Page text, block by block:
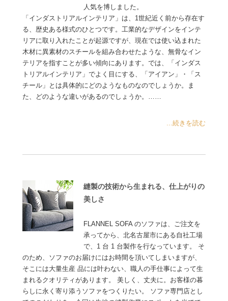
人気を博しました。
「インダストリアルインテリア」は、1世紀近く前から存在す
る、歴史ある様式のひとつです。工業的なデザインをインテ
リアに取り入れたことが起源ですが、現在では使い込まれた
木材に異素材のスチールを組み合わせたような、無骨なイン
テリアを指すことが多い傾向にあります。では、「インダス
トリアルインテリア」でよく目にする、「アイアン」・「ス
チール」とは具体的にどのようなものなのでしょうか。ま
た、どのような違いがあるのでしょうか。……
...続きを読む
縫製の技術から生まれる、仕上がりの
美しさ
FLANNEL SOFA のソファは、ご注文を
承ってから、北名古屋市にある自社工場
で、1 台 1 台製作を行なっています。 そ
のため、ソファのお届けにはお時間を頂いてしまいますが、
そこには大量生産 品には叶わない、職人の手仕事によって生
まれるクオリティがあります。 美しく、丈夫に。お客様の暮
らしに永く寄り添うソファをつくりたい。 ソファ専門店とし